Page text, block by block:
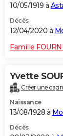
10/05/1919 à
Décès
12/04/2020 à
Famille
Yvette
Créer une
Naissance
13/08/1928 à
Décès